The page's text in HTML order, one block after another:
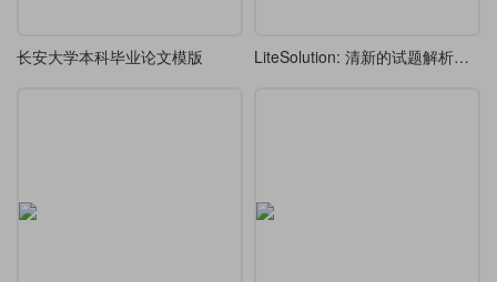
长安大学本科毕业论文模版 LiteSolution: 清新的试题解析模板